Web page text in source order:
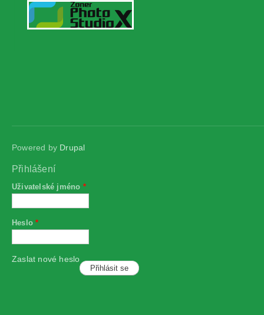
Powered by Drupal
Přihlášení
Uživatelské jméno *
Heslo*
Zaslat nové heslo